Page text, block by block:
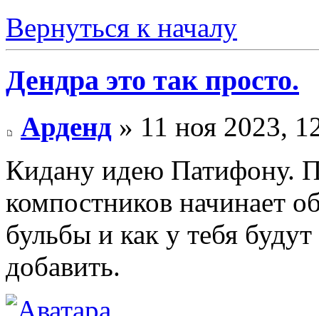
Вернуться к началу
Дендра это так просто.
Арденд » 11 ноя 2023,
Кидану идею Патифону.
компостников начинает
бульбы и как у тебя
добавить.